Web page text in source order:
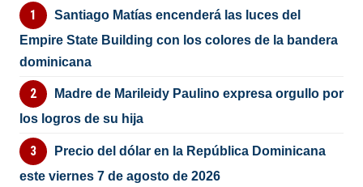
Santiago Matías encenderá las luces del
Empire State Building con los colores de la bandera
dominicana
Madre de Marileidy Paulino expresa orgullo por
los logros de su hija
Precio del dólar en la República Dominicana
este viernes 7 de agosto de 2026